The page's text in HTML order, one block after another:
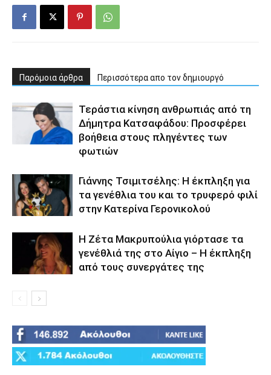
Παρόμοια άρθρα Περισσότερα απο τον δημιουργό
Τεράστια κίνηση ανθρωπιάς από τη
Δήμητρα Κατσαφάδου: Προσφέρει
βοήθεια στους πληγέντες των
φωτιών
Γιάννης Τσιμιτσέλης: Η έκπληξη για
τα γενέθλια του και το τρυφερό φιλί
στην Κατερίνα Γερονικολού
Η Ζέτα Μακρυπούλια γιόρτασε τα
γενέθλιά της στο Αίγιο – Η έκπληξη
από τους συνεργάτες της